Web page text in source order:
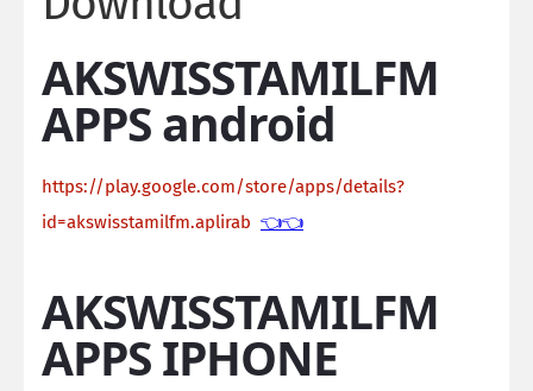
AKSWISSTAMILFM
APPS android
https://play.google.com/store/apps/details?
id=akswisstamilfm.aplirab 👈👈
AKSWISSTAMILFM
APPS IPHONE